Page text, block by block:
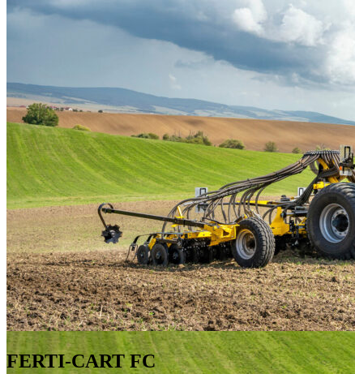
FERTI-CART FC